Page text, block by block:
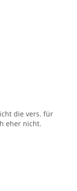
die vers. für
eher nicht.